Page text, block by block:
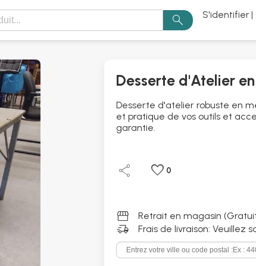
search
S'identifier |
Desserte d'Atelier
Desserte d'atelier robuste en
et pratique de vos outils et
garantie.
share favorite 0
storefront Retrait en magasin
delivery_truck_speed Frais de livraison: Veuillez